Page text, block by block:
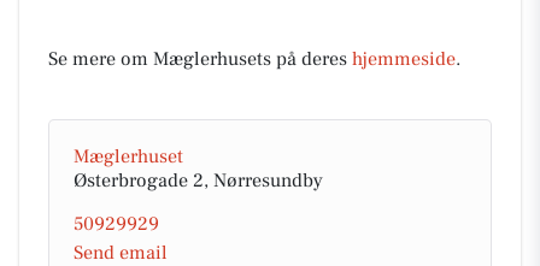
Se mere om Mæglerhusets på deres hjemmeside.
Mæglerhuset
Østerbrogade 2, Nørresundby
50929929
Send email